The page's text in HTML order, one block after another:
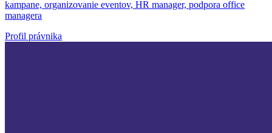
kampane, organizovanie eventov, HR manager, podpora office
managera
Profil právnika